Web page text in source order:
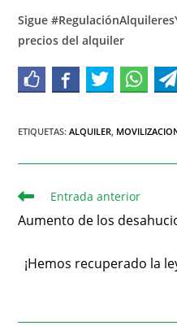
Sigue
precios del alquiler
ETIQUETAS:ALQUILER,
Entrada anterior
Aumento de los
¡Hemos recuperado la